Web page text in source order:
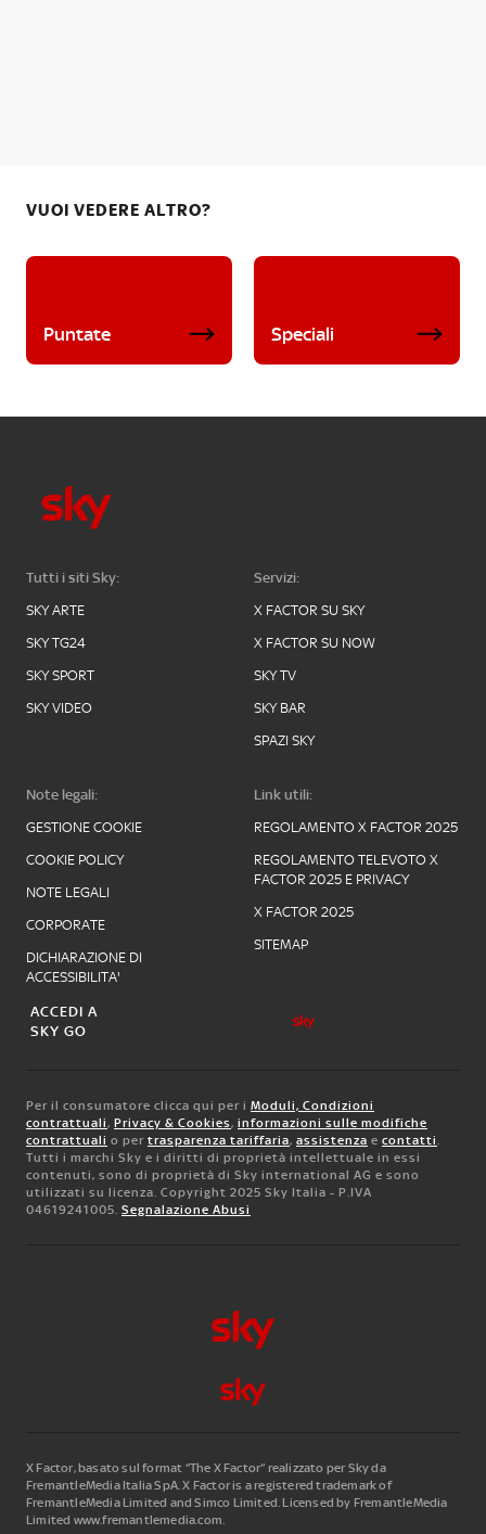
VUOI VEDERE ALTRO?
Puntate Speciali
Tutti i siti Sky:
SKY ARTE
SKY TG24
SKY SPORT
SKY VIDEO
Servizi:
X FACTOR SU SKY
X FACTOR SU NOW
SKY TV
SKY BAR
SPAZI SKY
Note legali:
GESTIONE COOKIE
COOKIE POLICY
NOTE LEGALI
CORPORATE
DICHIARAZIONE DI
ACCESSIBILITA'
Link utili:
REGOLAMENTO X FACTOR 2025
REGOLAMENTO TELEVOTO X
FACTOR 2025 E PRIVACY
X FACTOR 2025
SITEMAP
ACCEDI A
SKY GO
Per il consumatore clicca qui per i Moduli, Condizioni
contrattuali, Privacy & Cookies, informazioni sulle modifiche
contrattuali o per trasparenza tariffaria, assistenza e contatti.
Tutti i marchi Sky e i diritti di proprietà intellettuale in essi
contenuti, sono di proprietà di Sky international AG e sono
utilizzati su licenza. Copyright 2025 Sky Italia - P.IVA
04619241005. Segnalazione Abusi
X Factor, basato sul format “The X Factor” realizzato per Sky da
FremantleMedia Italia SpA.X Factor is a registered trademark of
FremantleMedia Limited and Simco Limited. Licensed by FremantleMedia
Limited www.fremantlemedia.com.